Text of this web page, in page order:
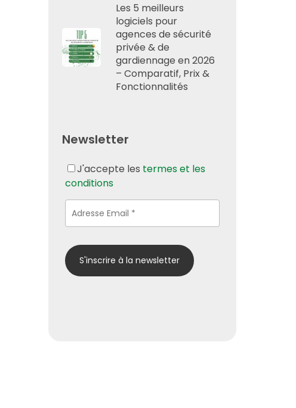
Les 5 meilleurs
logiciels pour
agences de sécurité
privée & de
gardiennage en 2026
– Comparatif, Prix &
Fonctionnalités
Newsletter
J'accepte les termes et les
conditions